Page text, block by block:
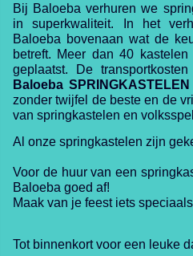
Bij Baloeba verhuren we
in superkwaliteit. In het
Baloeba bovenaan wat de
betreft. Meer dan 40
geplaatst. De
Baloeba SPRINGKASTELEN
zonder twijfel de beste en de
van springkastelen en
Al onze springkastelen zijn
Voor de huur van een
Baloeba goed af!
Maak van je feest iets
Tot binnenkort voor een leuke